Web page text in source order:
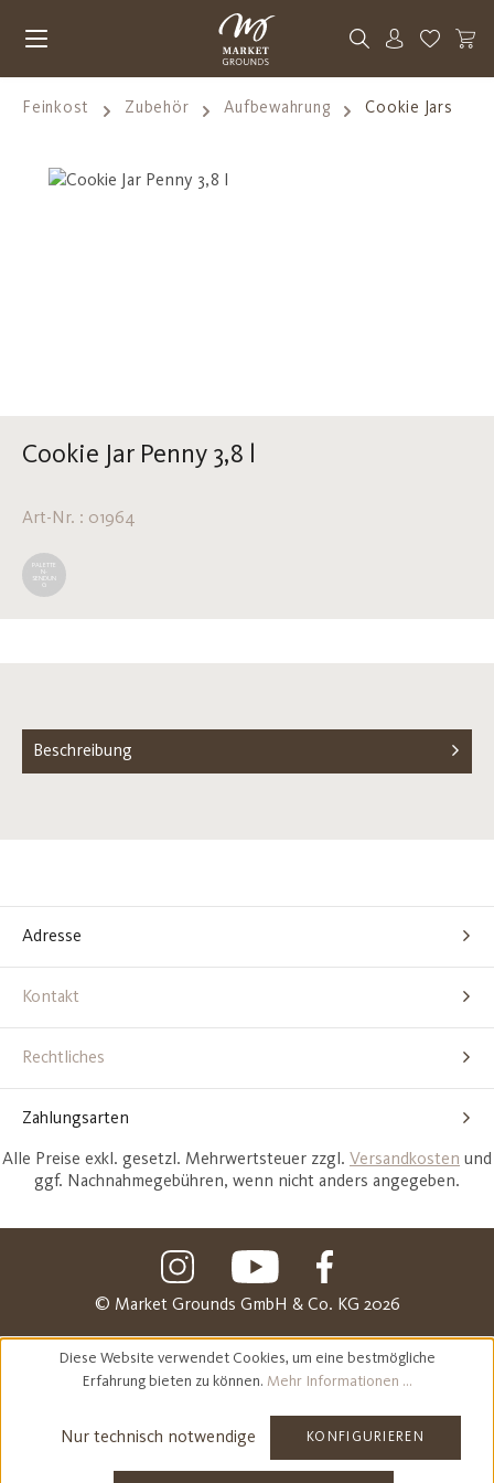
Du hast
Feinkost Zubehör Aufbewahrung Cookie Jars
Bildergalerie überspringen
Cookie Jar Penny 3,8 l
Art-Nr. : 01964
PALETTE
N-
SENDUN
G
Beschreibung
Adresse
Kontakt
Rechtliches
Zahlungsarten
Alle Preise exkl. gesetzl. Mehrwertsteuer zzgl. Versandkosten und
ggf. Nachnahmegebühren, wenn nicht anders angegeben.
© Market Grounds GmbH & Co. KG 2026
Diese Website verwendet Cookies, um eine bestmögliche
Erfahrung bieten zu können. Mehr Informationen ...
Nur technisch notwendige KONFIGURIEREN